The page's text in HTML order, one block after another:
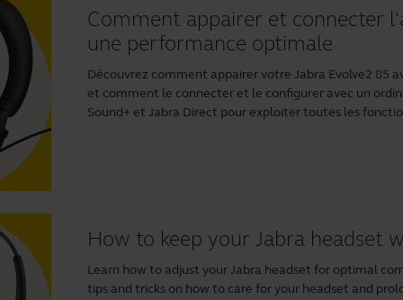
Comment appairer et connecter
une performance optimale
Découvrez comment appairer votre Jabra Evolve2 85
et comment le connecter et le configurer avec un
Sound+ etJabra Direct pour exploiter toutes les
How to keep your Jabra headset
Learn how to adjust your Jabra headset for optimal
tips and tricks on how to care for your headset and